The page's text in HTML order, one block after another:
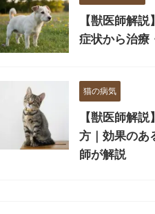
【獣医師解
症状から治療
猫の病気
【獣医師解
方｜効果のあ
師が解説